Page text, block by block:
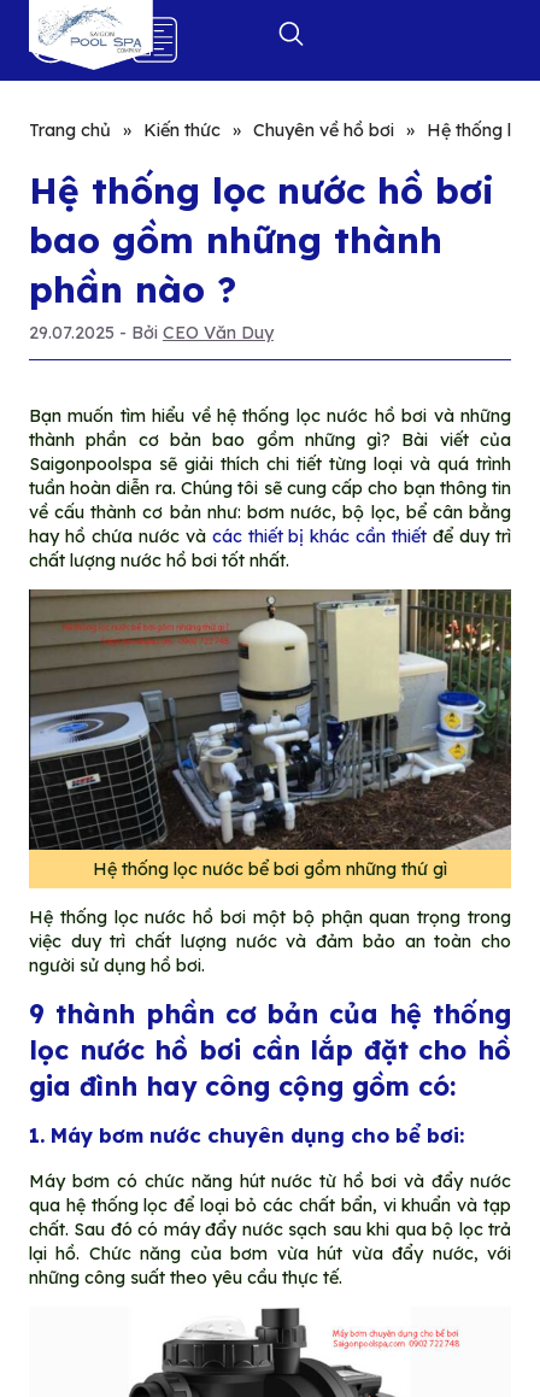
0
Trang chủ » Kiến thức » Chuyên về hồ bơi » Hệ thống lọc
Hệ thống lọc nước hồ bơi
bao gồm những thành
phần nào ?
29.07.2025 - Bởi CEO Văn Duy
Bạn muốn tìm hiểu về hệ thống lọc nước hồ bơi và những
thành phần cơ bản bao gồm những gì? Bài viết của
Saigonpoolspa sẽ giải thích chi tiết từng loại và quá trình
tuần hoàn diễn ra. Chúng tôi sẽ cung cấp cho bạn thông tin
về cấu thành cơ bản như: bơm nước, bộ lọc, bể cân bằng
hay hồ chứa nước và các thiết bị khác cần thiết để duy trì
chất lượng nước hồ bơi tốt nhất.
Hệ thống lọc nước bể bơi gồm những thứ gì
Hệ thống lọc nước hồ bơi một bộ phận quan trọng trong
việc duy trì chất lượng nước và đảm bảo an toàn cho
người sử dụng hồ bơi.
9 thành phần cơ bản của hệ thống
lọc nước hồ bơi cần lắp đặt cho hồ
gia đình hay công cộng gồm có:
1. Máy bơm nước chuyên dụng cho bể bơi:
Máy bơm có chức năng hút nước từ hồ bơi và đẩy nước
qua hệ thống lọc để loại bỏ các chất bẩn, vi khuẩn và tạp
chất. Sau đó có máy đẩy nước sạch sau khi qua bộ lọc trả
lại hồ. Chức năng của bơm vừa hút vừa đẩy nước, với
những công suất theo yêu cầu thực tế.